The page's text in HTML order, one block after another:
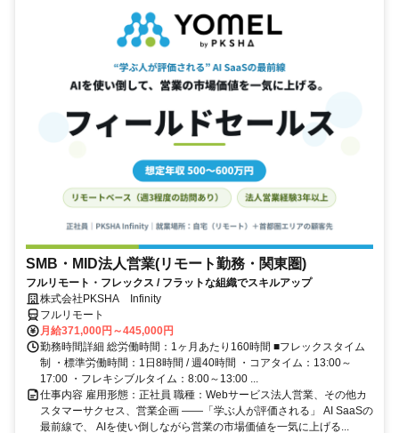
SMB・MID法人営業(リモート勤務・関東圏)
フルリモート・フレックス / フラットな組織でスキルアップ
株式会社PKSHA Infinity
フルリモート
月給371,000円～445,000円
勤務時間詳細 総労働時間：1ヶ月あたり160時間 ■フレックスタイム
制 ・標準労働時間：1日8時間 / 週40時間 ・コアタイム：13:00～
17:00 ・フレキシブルタイム：8:00～13:00 ...
仕事内容 雇用形態：正社員 職種：Webサービス法人営業、その他カ
スタマーサクセス、営業企画 ――「学ぶ人が評価される」 AI SaaSの
最前線で、 AIを使い倒しながら営業の市場価値を一気に上げる...